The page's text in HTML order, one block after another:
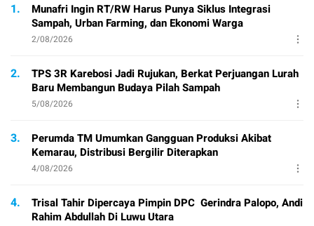
1.
Munafri Ingin RT/RW Harus Punya Siklus Integrasi
Sampah, Urban Farming, dan Ekonomi Warga
2/08/2026
2.
TPS 3R Karebosi Jadi Rujukan, Berkat Perjuangan Lurah
Baru Membangun Budaya Pilah Sampah
5/08/2026
3.
Perumda TM Umumkan Gangguan Produksi Akibat
Kemarau, Distribusi Bergilir Diterapkan
4/08/2026
4.
Trisal Tahir Dipercaya Pimpin DPC Gerindra Palopo, Andi
Rahim Abdullah Di Luwu Utara